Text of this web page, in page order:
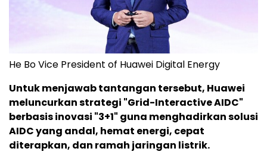
He Bo Vice President of Huawei Digital Energy
Untuk menjawab tantangan tersebut, Huawei
meluncurkan strategi "Grid-Interactive AIDC"
berbasis inovasi "3+1" guna menghadirkan solusi
AIDC yang andal, hemat energi, cepat
diterapkan, dan ramah jaringan listrik.